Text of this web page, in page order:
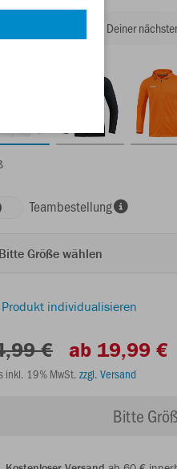
Lust auf 30% Rabatt bei Deiner
Teambestellung
Bitte Größe wählen
Produkt individualisieren
€ ab 19,99 €
inkl. 19% MwSt.zzgl. Versand
Bitte